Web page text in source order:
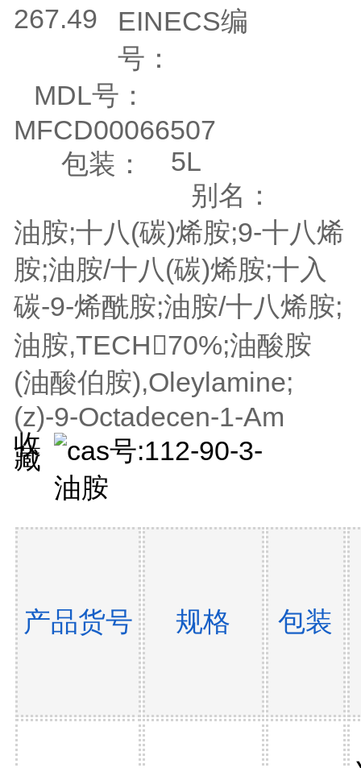
267.49
EINECS编
号：
MDL号：
MFCD00066507
包装：
5L
别名：
油胺;十八(碳)烯胺;9-十八烯
胺;油胺/十八(碳)烯胺;十入
碳-9-烯酰胺;油胺/十八烯胺;
油胺,TECH70%;油酸胺
(油酸伯胺),Oleylamine;
(z)-9-Octadecen-1-Am
收
藏
产品货号 规格 包装